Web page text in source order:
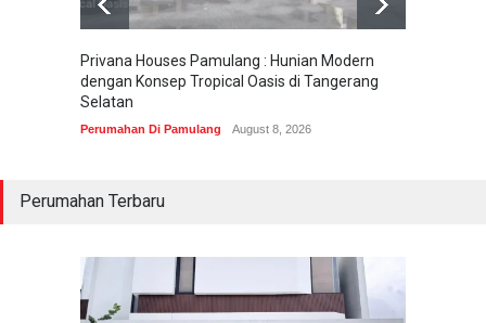
Privana Houses Pamulang : Hunian Modern
dengan Konsep Tropical Oasis di Tangerang
Selatan
Perumahan Di Pamulang August 8, 2026
Perumahan Terbaru